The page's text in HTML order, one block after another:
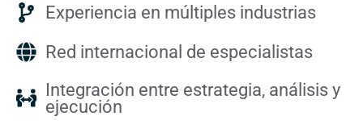
Experiencia en múltiples industrias
Red internacional de especialistas
Integración entre estrategia, análisis y
ejecución